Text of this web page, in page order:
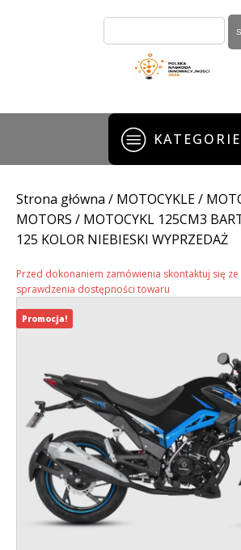
KATEGORIE
Strona główna / MOTOCYKLE/
MOTORS / MOTOCYKL 125CM3
125 KOLOR NIEBIESKI WYPRZEDAŻ
Przed dokonaniem zamówienia skontaktuj się ze
sprawdzenia dostępności towaru
Promocja!